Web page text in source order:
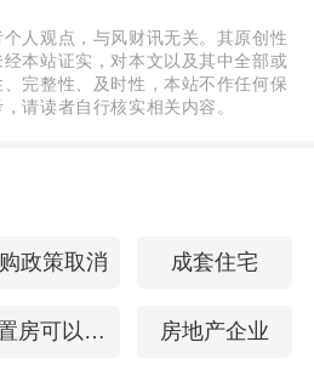
诉讼，法院判决财信弘
履行判决义务。然而贵
者注意到，就是因为这
人观点，与风财讯无关。其原创性
本站证实，对本文以及其中全部或
完整性、及时性，本站不作任何保
请读者自行核实相关内容。
政策取消 成套住宅
安置房可以买卖吗 房地产企业